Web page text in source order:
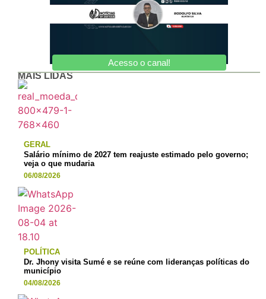
Acesso o canal!
MAIS LIDAS
GERAL
Salário mínimo de 2027 tem reajuste estimado pelo governo;
veja o que mudaria
06/08/2026
POLÍTICA
Dr. Jhony visita Sumé e se reúne com lideranças políticas do
município
04/08/2026